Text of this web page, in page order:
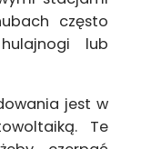
często
lub
jest w
Te